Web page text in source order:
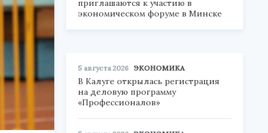
приглашаются к участию в
экономическом форуме в Минске
5 августа 2026 ЭКОНОМИКА
В Калуге открылась регистрация
на деловую программу
«Профессионалов»